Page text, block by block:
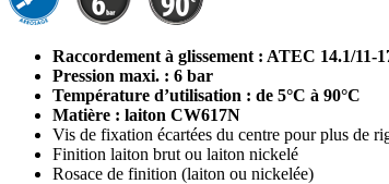
Raccordement à glissement : ATEC 14.1/11-
Pression maxi. : 6 bar
Température d’utilisation : de 5°C à 90°C
Matière : laiton CW617N
Vis de fixation écartées du centre pour plus de
Finition laiton brut ou laiton nickelé
Rosace de finition (laiton ou nickelée)